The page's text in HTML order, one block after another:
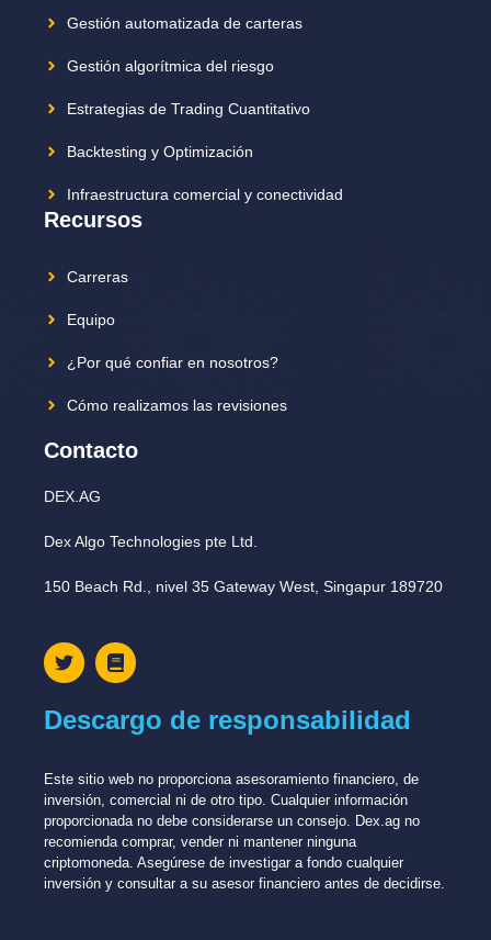
Gestión automatizada de carteras
Gestión algorítmica del riesgo
Estrategias de Trading Cuantitativo
Backtesting y Optimización
Infraestructura comercial y conectividad
Recursos
Carreras
Equipo
¿Por qué confiar en nosotros?
Cómo realizamos las revisiones
Contacto
DEX.AG
Dex Algo Technologies pte Ltd.
150 Beach Rd., nivel 35 Gateway West, Singapur 189720
Descargo de responsabilidad
Este sitio web no proporciona asesoramiento financiero, de
inversión, comercial ni de otro tipo. Cualquier información
proporcionada no debe considerarse un consejo. Dex.ag no
recomienda comprar, vender ni mantener ninguna
criptomoneda. Asegúrese de investigar a fondo cualquier
inversión y consultar a su asesor financiero antes de decidirse.